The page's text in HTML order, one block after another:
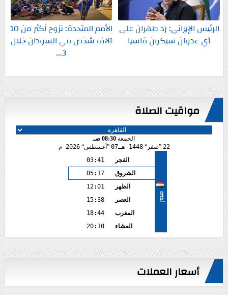
الرئيس الإيراني: رد طهران على
أي عدوان سيكون قاسيا
الأمم المتحدة: نزوح أكثر من 10
آلاف شخص في السودان خلال
3...
مواقيت الصلاة
الجمعة 08:30 صـ
22
صفر 1448 هـ 07 أغسطس 2026 م
مصر
الفجر
03:41
الشروق
05:17
الظهر
12:01
العصر
15:38
المغرب
18:44
العشاء
20:10
أسعار العملات